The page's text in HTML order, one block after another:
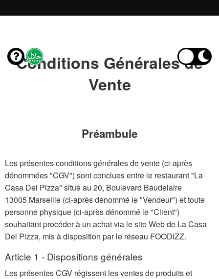
Conditions Générales de
Vente
Préambule
Les présentes conditions générales de vente (ci-après
dénommées "CGV") sont conclues entre le restaurant "La
Casa Del Pizza" situé au 20, Boulevard Baudelaire
13005 Marseille (ci-après dénommé le "Vendeur") et toute
personne physique (ci-après dénommé le "Client")
souhaitant procéder à un achat via le site Web de La Casa
Del Pizza, mis à disposition par le réseau FOODIZZ.
Article 1 - Dispositions générales
Les présentes CGV régissent les ventes de produits et